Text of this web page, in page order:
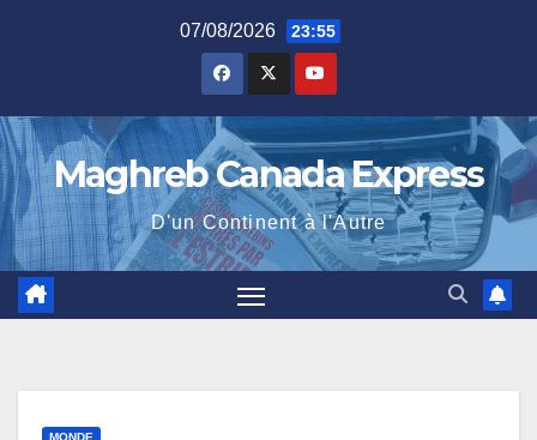
07/08/2026 23:55
Maghreb Canada Express
D'un Continent à l'Autre